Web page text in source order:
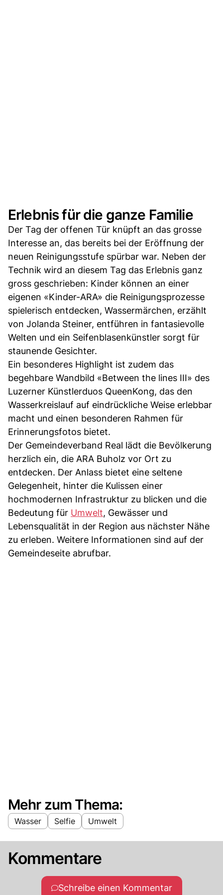
Erlebnis für die ganze Familie
Der Tag der offenen Tür knüpft an das grosse
Interesse an, das bereits bei der Eröffnung der
neuen Reinigungsstufe spürbar war. Neben der
Technik wird an diesem Tag das Erlebnis ganz
gross geschrieben: Kinder können an einer
eigenen «Kinder-ARA» die Reinigungsprozesse
spielerisch entdecken, Wassermärchen, erzählt
von Jolanda Steiner, entführen in fantasievolle
Welten und ein Seifenblasenkünstler sorgt für
staunende Gesichter.
Ein besonderes Highlight ist zudem das
begehbare Wandbild «Between the lines III» des
Luzerner Künstlerduos QueenKong, das den
Wasserkreislauf auf eindrückliche Weise erlebbar
macht und einen besonderen Rahmen für
Erinnerungsfotos bietet.
Der Gemeindeverband Real lädt die Bevölkerung
herzlich ein, die ARA Buholz vor Ort zu
entdecken. Der Anlass bietet eine seltene
Gelegenheit, hinter die Kulissen einer
hochmodernen Infrastruktur zu blicken und die
Bedeutung für Umwelt, Gewässer und
Lebensqualität in der Region aus nächster Nähe
zu erleben. Weitere Informationen sind auf der
Gemeindeseite abrufbar.
Mehr zum Thema:
Wasser Selfie Umwelt
Kommentare
Schreibe einen Kommentar